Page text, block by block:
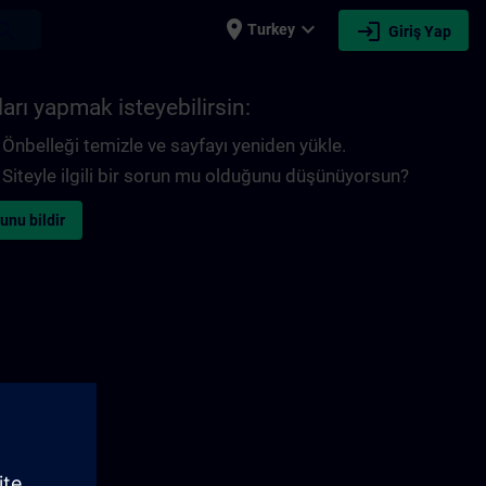
place Turkey expand_more login Giriş Yap
yapmak isteyebilirsin:
Önbelleği temizle ve sayfayı yeniden yükle.
Siteyle ilgili bir sorun mu olduğunu düşünüyorsun?
bildir